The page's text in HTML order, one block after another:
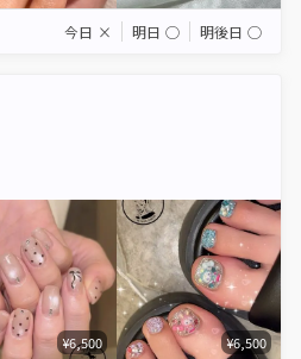
今日 × 明日 ◯ 明後日 ◯
¥6,500 ¥6,500